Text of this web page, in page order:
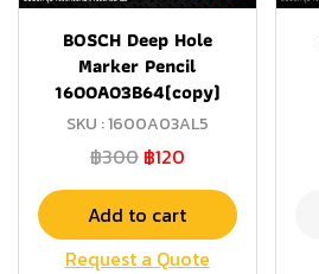
BOSCH Deep Hole
Marker Pencil
1600A03B64(copy)
SKU : 1600A03AL5
฿300 ฿120
Add to cart
Request a Quote